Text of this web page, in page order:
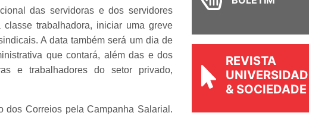
das servidoras e dos servidores
trabalhadora, iniciar uma greve
A data também será um dia de
que contará, além das e dos
e trabalhadores do setor privado,
dos Correios pela Campanha Salarial.
REVISTA
UNIVERSIDADE
& SOCIEDADE